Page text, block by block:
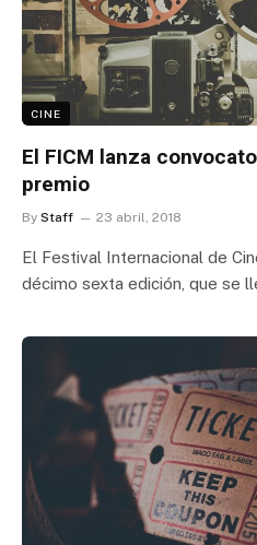
CINE
El FICM lanza
premio
By Staff 23 abril, 2018
El Festival Internacional de
décimo sexta edición, que se